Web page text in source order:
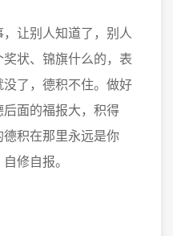
让别人知道了，别人
状、锦旗什么的，表
了，德积不住。做好
面的福报大，积得
积在那里永远是你
修自报。